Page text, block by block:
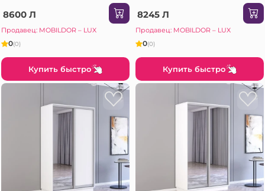
(200x60x210H см) Белый
8600 Л
Продавец: MOBILDOR – LUX
0(0)
Купить быстро
8245 Л
Продавец: MOBILDOR – LUX
0(0)
Купить быстро